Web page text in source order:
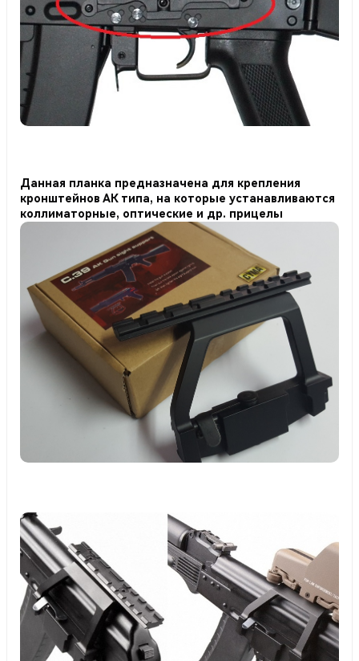
Данная планка предназначена для крепления
кронштейнов АК типа, на которые устанавливаются
коллиматорные, оптические и др. прицелы